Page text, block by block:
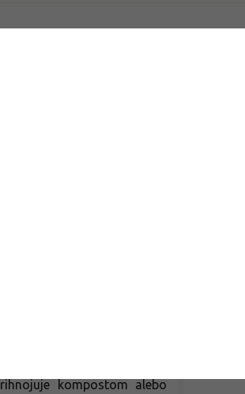
veľkými, okrúhlymi a jasne
400 – 600 g. Sú pevné a
na priamu konzumáciu aj
dobrú skladovateľnosť a
do októbra v závislosti
a pergolách, hrozno sa
bežným chorobám, ale
odroda je vyhľadávaná pre
v menších záhradných
stanovišti, ideálne pri
hrozna. Pôda by mala byť
zásaditou reakciou.
pôdu obohatiť kompostom
po výsadbe av čase
kompostom alebo